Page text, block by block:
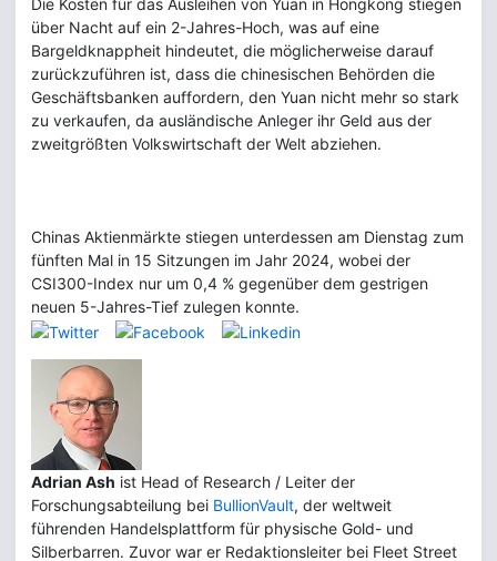
Die Kosten für das Ausleihen von Yuan in Hongkong stiegen
über Nacht auf ein 2-Jahres-Hoch, was auf eine
Bargeldknappheit hindeutet, die möglicherweise darauf
zurückzuführen ist, dass die chinesischen Behörden die
Geschäftsbanken auffordern, den Yuan nicht mehr so stark
zu verkaufen, da ausländische Anleger ihr Geld aus der
zweitgrößten Volkswirtschaft der Welt abziehen.
Chinas Aktienmärkte stiegen unterdessen am Dienstag zum
fünften Mal in 15 Sitzungen im Jahr 2024, wobei der
CSI300-Index nur um 0,4 % gegenüber dem gestrigen
neuen 5-Jahres-Tief zulegen konnte.
Adrian Ash ist Head of Research / Leiter der
Forschungsabteilung bei BullionVault, der weltweit
führenden Handelsplattform für physische Gold- und
Silberbarren. Zuvor war er Redaktionsleiter bei Fleet Street